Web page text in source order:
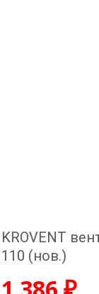
KROVENT
110 (нов.)